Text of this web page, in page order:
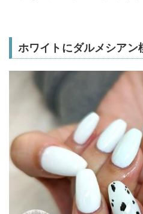
ホワイトにダルメシアン